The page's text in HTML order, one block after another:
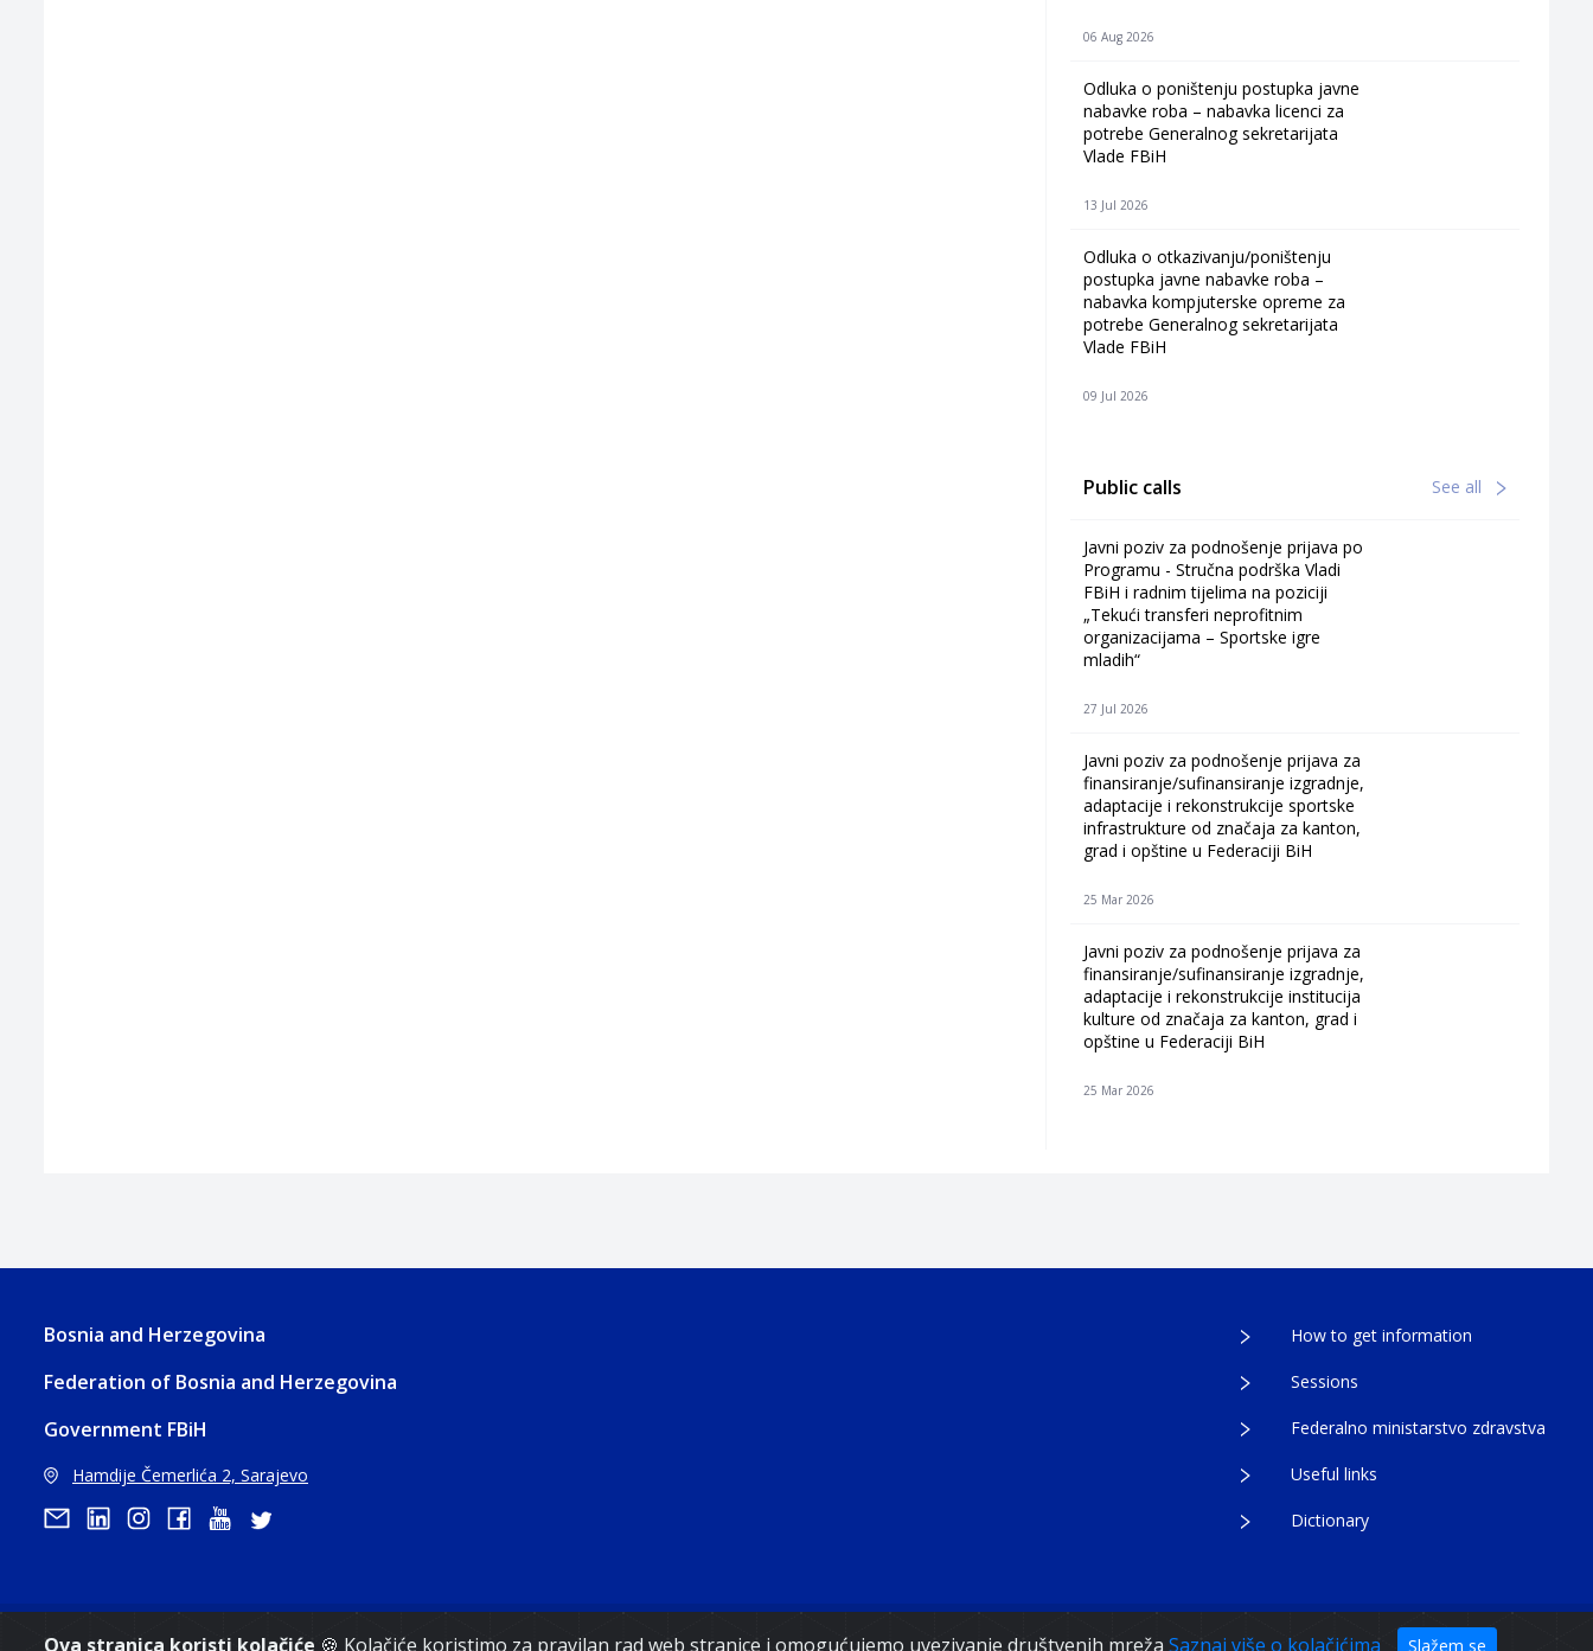
Ova stranica koristi kolačiće 🍪 Kolačiće koristimo za pravilan rad web stranice i omogućujemo uvezivanje društvenih mreža Saznaj više o kolačićima Slažem se
06 Aug 2026
Odluka o poništenju postupka javne
nabavke roba – nabavka licenci za
potrebe Generalnog sekretarijata
Vlade FBiH
13 Jul 2026
Odluka o otkazivanju/poništenju
postupka javne nabavke roba –
nabavka kompjuterske opreme za
potrebe Generalnog sekretarijata
Vlade FBiH
09 Jul 2026
Public calls See all
Javni poziv za podnošenje prijava po
Programu - Stručna podrška Vladi
FBiH i radnim tijelima na poziciji
„Tekući transferi neprofitnim
organizacijama – Sportske igre
mladih“
27 Jul 2026
Javni poziv za podnošenje prijava za
finansiranje/sufinansiranje izgradnje,
adaptacije i rekonstrukcije sportske
infrastrukture od značaja za kanton,
grad i opštine u Federaciji BiH
25 Mar 2026
Javni poziv za podnošenje prijava za
finansiranje/sufinansiranje izgradnje,
adaptacije i rekonstrukcije institucija
kulture od značaja za kanton, grad i
opštine u Federaciji BiH
25 Mar 2026
Bosnia and Herzegovina
Federation of Bosnia and Herzegovina
Government FBiH
Hamdije Čemerlića 2, Sarajevo
How to get information
Sessions
Federalno ministarstvo zdravstva
Useful links
Dictionary
Copyright 2021. Government of Federation of Bosnia and Herzegovina